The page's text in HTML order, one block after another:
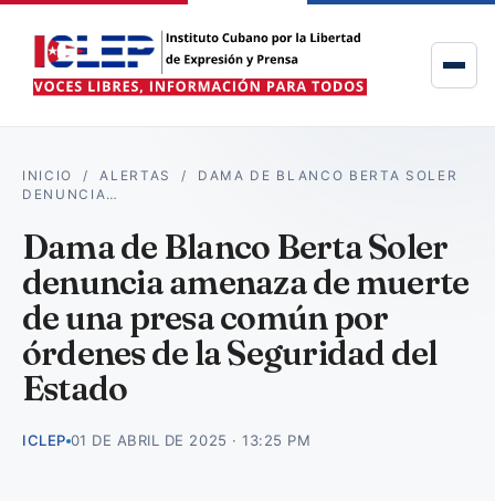
INICIO /ALERTAS / DAMA DE BLANCO BERTA SOLER
DENUNCIA…
Dama de Blanco Berta Soler
denuncia amenaza de muerte
de una presa común por
órdenes de la Seguridad del
Estado
ICLEP 01 DE ABRIL DE 2025 · 13:25 PM